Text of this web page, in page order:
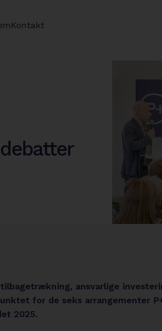
Kontakt
ansvarlige
for de seks arrangementer
2025.